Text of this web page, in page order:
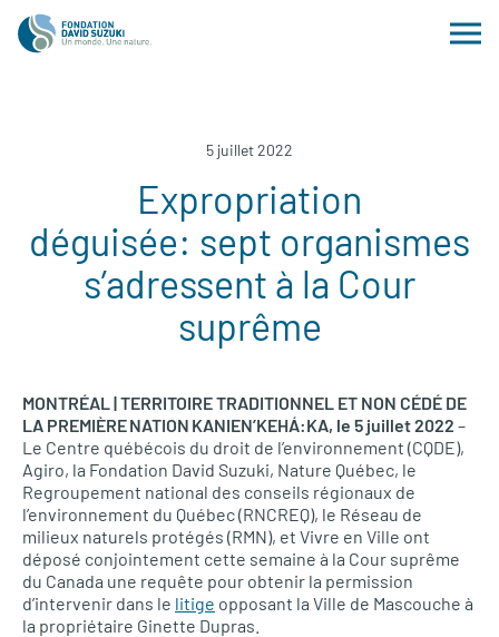
5 juillet 2022
Expropriation
déguisée: sept organismes
s’adressent à la Cour
suprême
MONTRÉAL | TERRITOIRE TRADITIONNEL ET NON CÉDÉ DE
LA PREMIÈRE NATION KANIEN’KEHÁ:KA, le 5 juillet 2022 –
Le Centre québécois du droit de l’environnement (CQDE),
Agiro, la Fondation David Suzuki, Nature Québec, le
Regroupement national des conseils régionaux de
l’environnement du Québec (RNCREQ), le Réseau de
milieux naturels protégés (RMN), et Vivre en Ville ont
déposé conjointement cette semaine à la Cour suprême
du Canada une requête pour obtenir la permission
d’intervenir dans le litige opposant la Ville de Mascouche à
la propriétaire Ginette Dupras.